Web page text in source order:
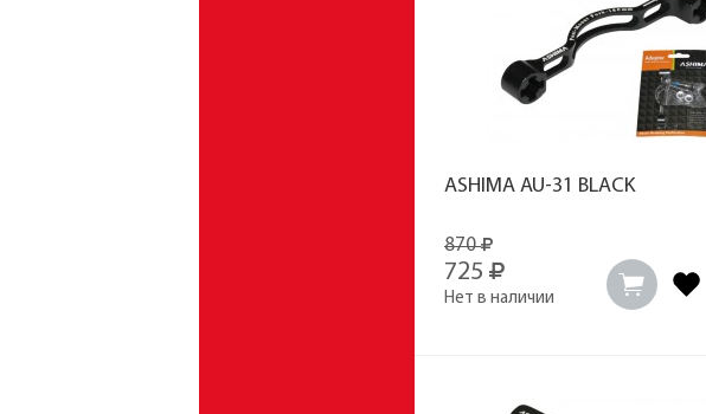
ASHIMA AU-31 BLACK
870
725
Нет в наличии